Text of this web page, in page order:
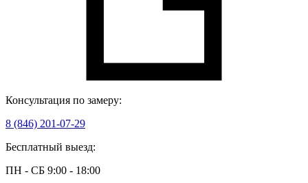
Консультация по замеру:
8 (846) 201-07-29
Бесплатный выезд:
ПН - СБ 9:00 - 18:00